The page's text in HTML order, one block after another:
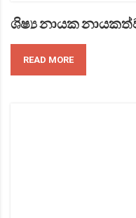
ශිෂ්‍ය නායක
READ MORE